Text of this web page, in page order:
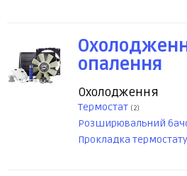
опалення
Охолодження
Термостат (2)
Розширювальний
Прокладка термостату